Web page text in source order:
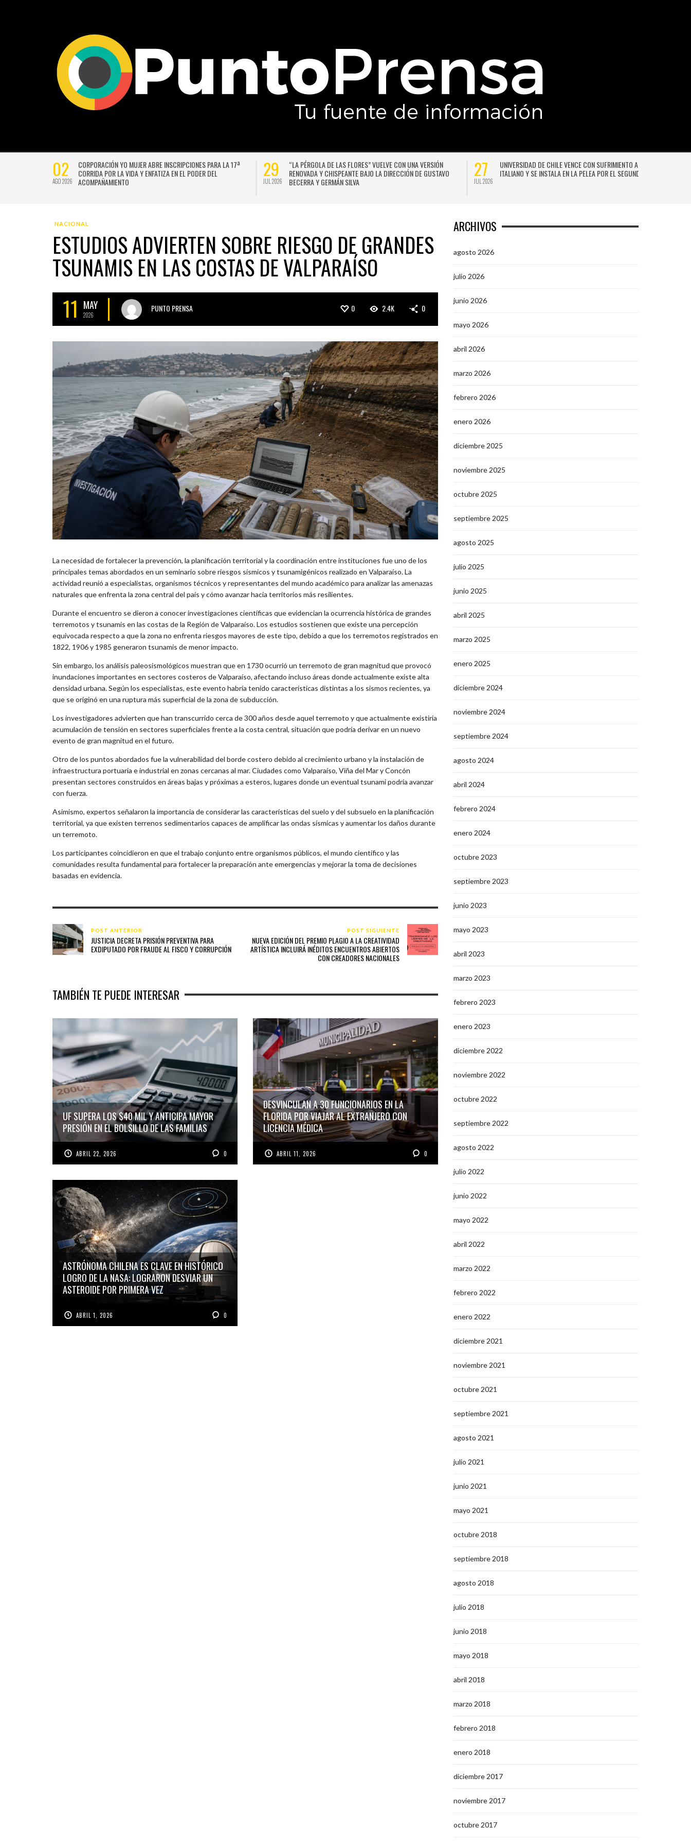
02
AGO 2026
CORPORACIÓN YO MUJER ABRE INSCRIPCIONES PARA LA 17ª
CORRIDA POR LA VIDA Y ENFATIZA EN EL PODER DEL
ACOMPAÑAMIENTO
29
JUL 2026
“LA PÉRGOLA DE LAS FLORES” VUELVE CON UNA VERSIÓN
RENOVADA Y CHISPEANTE BAJO LA DIRECCIÓN DE GUSTAVO
BECERRA Y GERMÁN SILVA
27
JUL 2026
UNIVERSIDAD DE CHILE VENCE CON SUFRIMIENTO A AUDAX
ITALIANO Y SE INSTALA EN LA PELEA POR EL SEGUNDO LUGAR
NACIONAL
ESTUDIOS ADVIERTEN SOBRE RIESGO DE GRANDES
TSUNAMIS EN LAS COSTAS DE VALPARAÍSO
11 MAY
2026
PUNTO PRENSA 0 2.4K 0
La necesidad de fortalecer la prevención, la planificación territorial y la coordinación entre instituciones fue uno de los
principales temas abordados en un seminario sobre riesgos sísmicos y tsunamigénicos realizado en Valparaíso. La
actividad reunió a especialistas, organismos técnicos y representantes del mundo académico para analizar las amenazas
naturales que enfrenta la zona central del país y cómo avanzar hacia territorios más resilientes.
Durante el encuentro se dieron a conocer investigaciones científicas que evidencian la ocurrencia histórica de grandes
terremotos y tsunamis en las costas de la Región de Valparaíso. Los estudios sostienen que existe una percepción
equivocada respecto a que la zona no enfrenta riesgos mayores de este tipo, debido a que los terremotos registrados en
1822, 1906 y 1985 generaron tsunamis de menor impacto.
Sin embargo, los análisis paleosismológicos muestran que en 1730 ocurrió un terremoto de gran magnitud que provocó
inundaciones importantes en sectores costeros de Valparaíso, afectando incluso áreas donde actualmente existe alta
densidad urbana. Según los especialistas, este evento habría tenido características distintas a los sismos recientes, ya
que se originó en una ruptura más superficial de la zona de subducción.
Los investigadores advierten que han transcurrido cerca de 300 años desde aquel terremoto y que actualmente existiría
acumulación de tensión en sectores superficiales frente a la costa central, situación que podría derivar en un nuevo
evento de gran magnitud en el futuro.
Otro de los puntos abordados fue la vulnerabilidad del borde costero debido al crecimiento urbano y la instalación de
infraestructura portuaria e industrial en zonas cercanas al mar. Ciudades como Valparaíso, Viña del Mar y Concón
presentan sectores construidos en áreas bajas y próximas a esteros, lugares donde un eventual tsunami podría avanzar
con fuerza.
Asimismo, expertos señalaron la importancia de considerar las características del suelo y del subsuelo en la planificación
territorial, ya que existen terrenos sedimentarios capaces de amplificar las ondas sísmicas y aumentar los daños durante
un terremoto.
Los participantes coincidieron en que el trabajo conjunto entre organismos públicos, el mundo científico y las
comunidades resulta fundamental para fortalecer la preparación ante emergencias y mejorar la toma de decisiones
basadas en evidencia.
POST ANTERIOR
JUSTICIA DECRETA PRISIÓN PREVENTIVA PARA
EXDIPUTADO POR FRAUDE AL FISCO Y CORRUPCIÓN
POST SIGUIENTE
NUEVA EDICIÓN DEL PREMIO PLAGIO A LA CREATIVIDAD
ARTÍSTICA INCLUIRÁ INÉDITOS ENCUENTROS ABIERTOS
CON CREADORES NACIONALES
TAMBIÉN TE PUEDE INTERESAR
UF SUPERA LOS $40 MIL Y ANTICIPA MAYOR
PRESIÓN EN EL BOLSILLO DE LAS FAMILIAS
ABRIL 22, 2026 0
DESVINCULAN A 30 FUNCIONARIOS EN LA
FLORIDA POR VIAJAR AL EXTRANJERO CON
LICENCIA MÉDICA
ABRIL 11, 2026 0
ASTRÓNOMA CHILENA ES CLAVE EN HISTÓRICO
LOGRO DE LA NASA: LOGRARON DESVIAR UN
ASTEROIDE POR PRIMERA VEZ
ABRIL 1, 2026 0
ARCHIVOS
agosto 2026
julio 2026
junio 2026
mayo 2026
abril 2026
marzo 2026
febrero 2026
enero 2026
diciembre 2025
noviembre 2025
octubre 2025
septiembre 2025
agosto 2025
julio 2025
junio 2025
abril 2025
marzo 2025
enero 2025
diciembre 2024
noviembre 2024
septiembre 2024
agosto 2024
abril 2024
febrero 2024
enero 2024
octubre 2023
septiembre 2023
junio 2023
mayo 2023
abril 2023
marzo 2023
febrero 2023
enero 2023
diciembre 2022
noviembre 2022
octubre 2022
septiembre 2022
agosto 2022
julio 2022
junio 2022
mayo 2022
abril 2022
marzo 2022
febrero 2022
enero 2022
diciembre 2021
noviembre 2021
octubre 2021
septiembre 2021
agosto 2021
julio 2021
junio 2021
mayo 2021
octubre 2018
septiembre 2018
agosto 2018
julio 2018
junio 2018
mayo 2018
abril 2018
marzo 2018
febrero 2018
enero 2018
diciembre 2017
noviembre 2017
octubre 2017